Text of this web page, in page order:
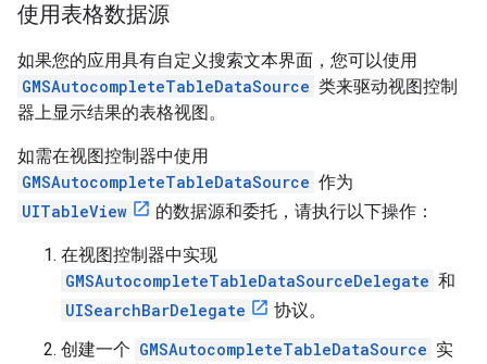
使用表格数据源
如果您的应用具有自定义搜索文本界面，您可以使用
GMSAutocompleteTableDataSource 类来驱动视图控制
器上显示结果的表格视图。
如需在视图控制器中使用
GMSAutocompleteTableDataSource 作为
UITableView
的数据源和委托，请执行以下操作：
在视图控制器中实现
GMSAutocompleteTableDataSourceDelegate 和
UISearchBarDelegate
协议。
创建一个 GMSAutocompleteTableDataSource 实